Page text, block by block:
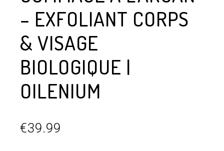
– EXFOLIANT CORPS
& VISAGE
BIOLOGIQUE |
OILENIUM
€39.99